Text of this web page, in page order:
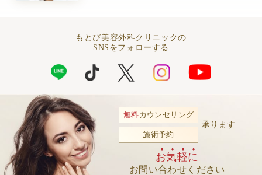
もとび美容外科クリニックの
SNSをフォローする
無料カウンセリング
施術予約
承ります
お気軽に
お問い合わせください